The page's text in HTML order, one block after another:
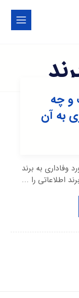
و چه
به آن
به برند
اطلاعاتی را ...